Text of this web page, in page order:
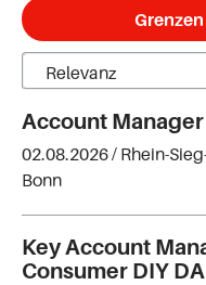
Account
02.08.2026 / Rhein-
Bonn
Key Account
Consumer DIY